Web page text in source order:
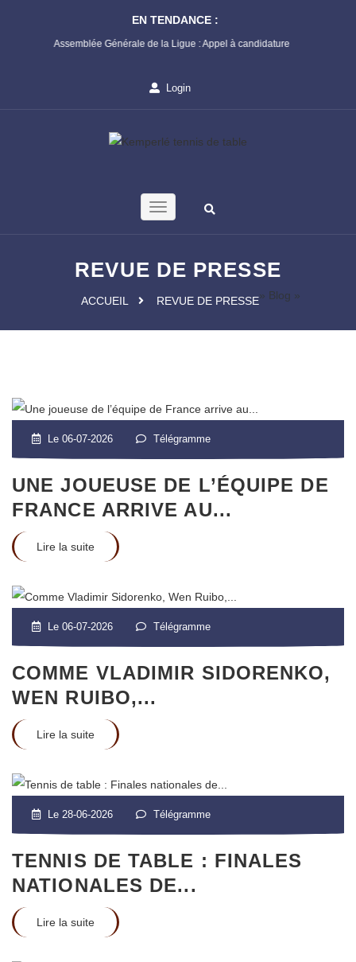
EN TENDANCE :
Assemblée Générale de la Ligue : Appel à candidature
Login
REVUE DE PRESSE
ACCUEIL » Blog »
REVUE DE PRESSE
Le 06-07-2026 Télégramme
UNE JOUEUSE DE L’ÉQUIPE DE
FRANCE ARRIVE AU...
Lire la suite
Le 06-07-2026 Télégramme
COMME VLADIMIR SIDORENKO,
WEN RUIBO,...
Lire la suite
Le 28-06-2026 Télégramme
TENNIS DE TABLE : FINALES
NATIONALES DE...
Lire la suite